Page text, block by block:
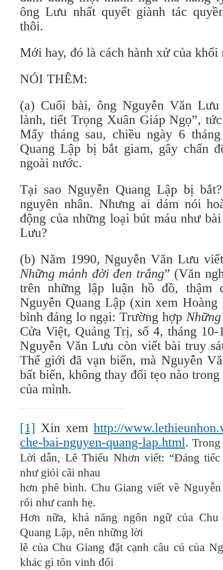
ông Lưu nhất quyết giành tác
thôi.
Mới hay, đó là cách hành xử của
NÓI THÊM:
(a) Cuối bài, ông Nguyễn Văn
lành, tiết Trọng Xuân Giáp Ngọ”,
Mấy tháng sau, chiều ngày 6
Quang Lập bị bắt giam, gây chấn
ngoài nước.
Tại sao Nguyễn Quang Lập bị
nguyên nhân. Nhưng ai dám nói
động của những loại bút máu như
Lưu?
(b) Năm 1990, Nguyễn Văn Lưu
Những mảnh đời đen trắng” (Văn
trên những lập luận hồ đồ, thậm
Nguyễn Quang Lập (xin xem Hoàng
bình đáng lo ngại: Trường hợp
Cửa Việt, Quảng Trị, số 4, tháng
Nguyễn Văn Lưu còn viết bài truy
Thế giới đã vạn biến, mà Nguyễn
bất biến, không thay đổi tẹo nào
của mình.
[1] Xin xem http://
che-bai-nguyen-quang-lap.html. Trong
Lời dẫn, Lê Thiếu Nhơn viết: “Đáng
như giỏi cãi nhau
hơn phê bình. Chu Giang viết về
rối như canh hẹ.
Hơn nữa, khả năng ngôn ngữ của
Quang Lập, nên những lời
lẽ của Chu Giang đặt cạnh câu cú của
khác gì tôn vinh đối